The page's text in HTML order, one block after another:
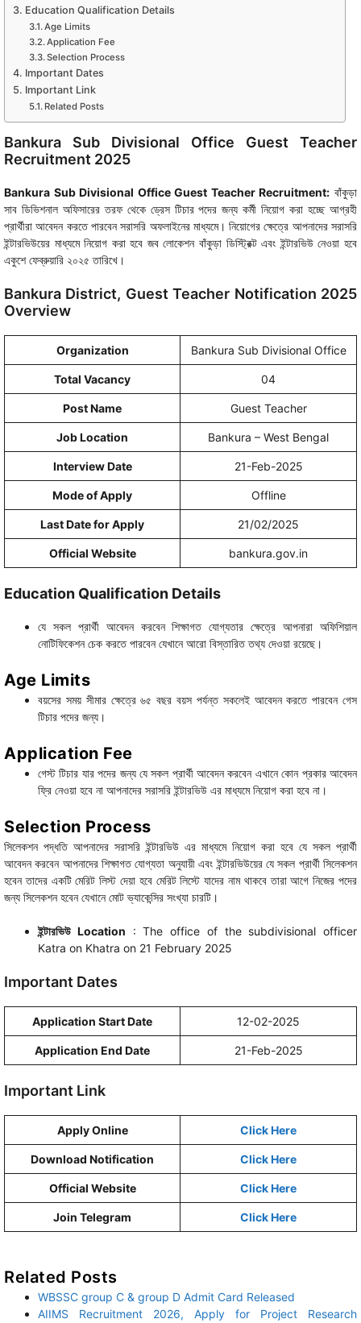
Education Qualification Details
Age Limits
Application Fee
Selection Process
Important Dates
Important Link
Related Posts
Bankura Sub Divisional Office Guest Teacher
Recruitment 2025
Bankura Sub Divisional Office Guest Teacher Recruitment: বাঁকুড়া
সাব ডিভিশনাল অফিসারের তরফ থেকে ড্রেস টিচার পদের জন্য কর্মী নিয়োগ করা হচ্ছে আগ্রহী
প্রার্থীরা আবেদন করতে পারবেন সরাসরি অফলাইনের মাধ্যমে। নিয়োগের ক্ষেত্রে আপনাদের সরাসরি
ইন্টারভিউয়ের মাধ্যমে নিয়োগ করা হবে জব লোকেশন বাঁকুড়া ডিস্ট্রিক্ট এবং ইন্টারভিউ নেওয়া হবে
একুশে ফেব্রুয়ারি ২০২৫ তারিখে।
Bankura District, Guest Teacher Notification 2025
Overview
Organization Bankura Sub Divisional Office
Total Vacancy 04
Post Name Guest Teacher
Job Location Bankura – West Bengal
Interview Date 21-Feb-2025
Mode of Apply Offline
Last Date for Apply 21/02/2025
Official Website bankura.gov.in
Education Qualification Details
যে সকল প্রার্থী আবেদন করবেন শিক্ষাগত যোগ্যতার ক্ষেত্রে আপনারা অফিশিয়াল
নোটিফিকেশন চেক করতে পারবেন যেখানে আরো বিস্তারিত তথ্য দেওয়া রয়েছে।
Age Limits
বয়সের সময় সীমার ক্ষেত্রে ৬৫ বছর বয়স পর্যন্ত সকলেই আবেদন করতে পারবেন গেস
টিচার পদের জন্য।
Application Fee
গেস্ট টিচার যার পদের জন্য যে সকল প্রার্থী আবেদন করবেন এখানে কোন প্রকার আবেদন
ফ্রি নেওয়া হবে না আপনাদের সরাসরি ইন্টারভিউ এর মাধ্যমে নিয়োগ করা হবে না।
Selection Process
সিলেকশন পদ্ধতি আপনাদের সরাসরি ইন্টারভিউ এর মাধ্যমে নিয়োগ করা হবে যে সকল প্রার্থী
আবেদন করবেন আপনাদের শিক্ষাগত যোগ্যতা অনুযায়ী এবং ইন্টারভিউয়ের যে সকল প্রার্থী সিলেকশন
হবেন তাদের একটি মেরিট লিস্ট দেয়া হবে মেরিট লিস্টে যাদের নাম থাকবে তারা আগে নিজের পদের
জন্য সিলেকশন হবেন যেখানে মোট ভ্যাকেন্সির সংখ্যা চারটি।
ইন্টারভিউ Location : The office of the subdivisional officer
Katra on Khatra on 21 February 2025
Important Dates
Application Start Date 12-02-2025
Application End Date 21-Feb-2025
Important Link
Apply Online Click Here
Download Notification Click Here
Official Website Click Here
Join Telegram Click Here
Related Posts
WBSSC group C & group D Admit Card Released
AIIMS Recruitment 2026, Apply for Project Research